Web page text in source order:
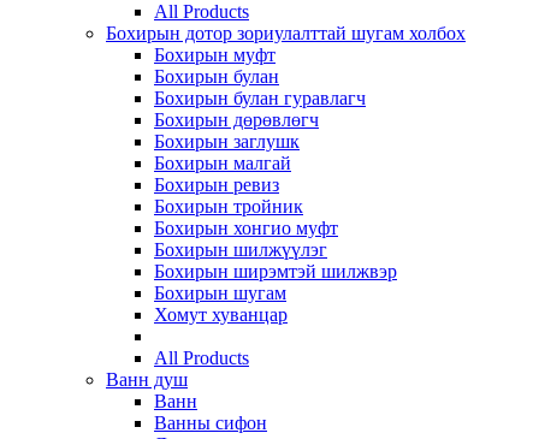
All Products
Бохирын дотор зориулалттай шугам холбох
Бохирын муфт
Бохирын булан
Бохирын булан гуравлагч
Бохирын дөрөвлөгч
Бохирын заглушк
Бохирын малгай
Бохирын ревиз
Бохирын тройник
Бохирын хонгио муфт
Бохирын шилжүүлэг
Бохирын ширэмтэй шилжвэр
Бохирын шугам
Хомут хуванцар
All Products
Ванн душ
Ванн
Ванны сифон